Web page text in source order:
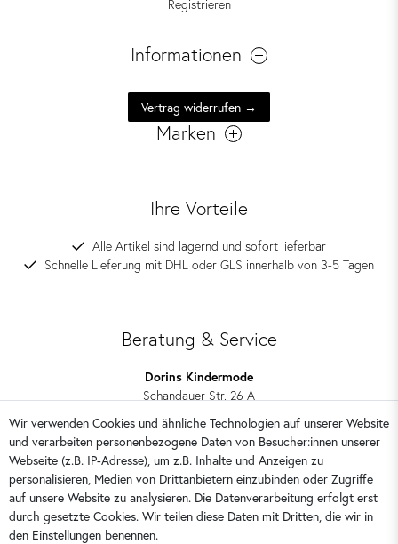
Registrieren
Informationen
Vertrag widerrufen →
Marken
Ihre Vorteile
Alle Artikel sind lagernd und sofort lieferbar
Schnelle Lieferung mit DHL oder GLS innerhalb von 3-5 Tagen
Beratung & Service
Dorins Kindermode
Schandauer Str. 26 A
01309 Dresden
0351 28708090
kontakt@dorins-kindermode.de
Sie erreichen uns: Montag - Freitag 9 - 16 Uhr
Wir verwenden Cookies und ähnliche Technologien auf unserer Website
und verarbeiten personenbezogene Daten von Besucher:innen unserer
Webseite (z.B. IP-Adresse), um z.B. Inhalte und Anzeigen zu
personalisieren, Medien von Drittanbietern einzubinden oder Zugriffe
auf unsere Website zu analysieren. Die Datenverarbeitung erfolgt erst
durch gesetzte Cookies. Wir teilen diese Daten mit Dritten, die wir in
den Einstellungen benennen.